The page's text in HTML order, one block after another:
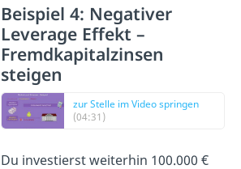
Beispiel 4: Negativer
Leverage Effekt –
Fremdkapitalzinsen
steigen
zur Stelle im Video springen
(04:31)
Du investierst weiterhin 100.000 €